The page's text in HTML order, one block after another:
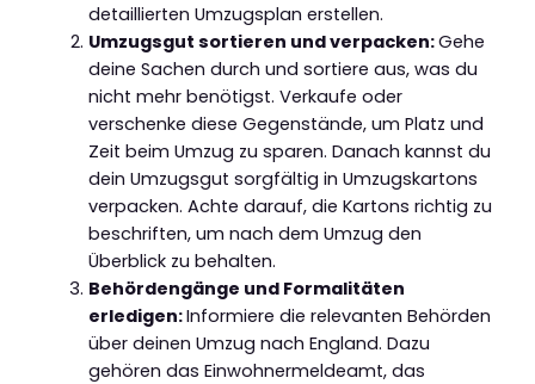
detaillierten Umzugsplan erstellen.
Umzugsgut sortieren und verpacken:Gehe
deine Sachen durch und sortiere aus, was du
nicht mehr benötigst. Verkaufe oder
verschenke diese Gegenstände, um Platz und
Zeit beim Umzug zu sparen. Danach kannst du
dein Umzugsgut sorgfältig in Umzugskartons
verpacken. Achte darauf, die Kartons richtig zu
beschriften, um nach dem Umzug den
Überblick zu behalten.
Behördengänge und Formalitäten
erledigen:Informiere die relevanten Behörden
über deinen Umzug nach England. Dazu
gehören das Einwohnermeldeamt, das